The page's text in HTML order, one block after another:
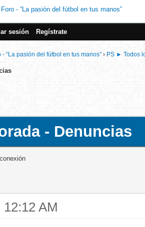
sesión Regístrate
“La pasión del fútbol en tus manos” › PS ► Todos
- Denuncias
AM